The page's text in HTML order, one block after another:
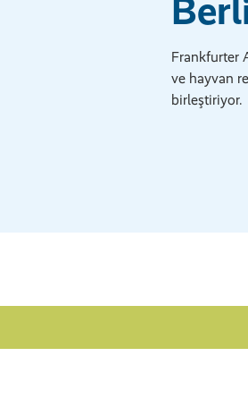
Frankfurter
ve hayvan
birleştiriyor.